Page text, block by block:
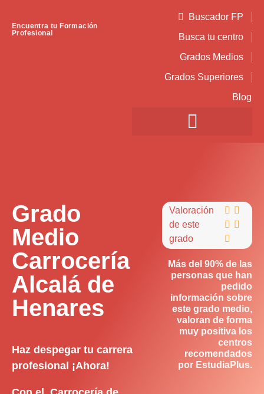
Encuentra tu Formación
Profesional
Buscador FP
Busca tu centro
Grados Medios
Grados Superiores
Blog
Grado
Medio
Carrocería
Alcalá de
Henares
Haz despegar tu carrera
profesional ¡Ahora!
Valoración
de este
grado
 
 

Más del 90% de las
personas que han
pedido
información sobre
este grado medio,
valoran de forma
muy positiva los
centros
recomendados
por EstudiaPlus.